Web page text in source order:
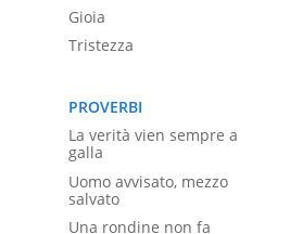
Gioia
Tristezza
PROVERBI
La verità vien sempre a
galla
Uomo avvisato, mezzo
salvato
Una rondine non fa